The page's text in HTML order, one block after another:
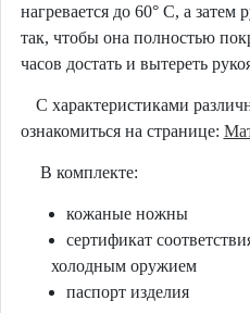
нагревается до 60° C, а затем
так, чтобы она полностью
часов достать и вытереть
С характеристиками
ознакомиться на странице:
В комплекте:
кожаные ножны
сертификат
холодным оружием
паспорт изделия